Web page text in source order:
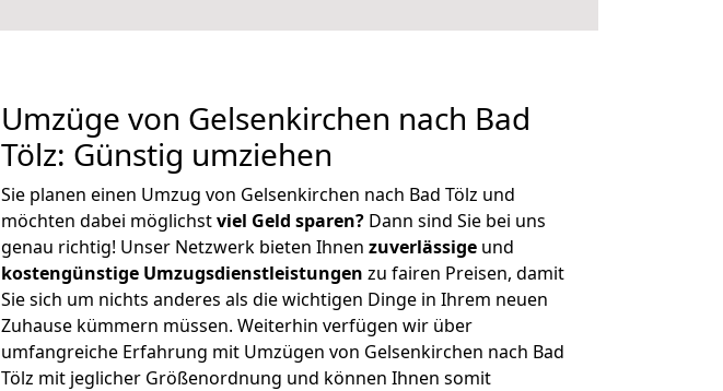
Umzüge von Gelsenkirchen nach Bad
Tölz: Günstig umziehen
Sie planen einen Umzug von Gelsenkirchen nach Bad Tölz und
möchten dabei möglichstviel Geld sparen? Dann sind Sie bei uns
genau richtig! Unser Netzwerk bieten Ihnen zuverlässige und
kostengünstige Umzugsdienstleistungen zu fairen Preisen, damit
Sie sich um nichts anderes als die wichtigen Dinge in Ihrem neuen
Zuhause kümmern müssen. Weiterhin verfügen wir über
umfangreiche Erfahrung mit Umzügen von Gelsenkirchen nach Bad
Tölz mit jeglicher Größenordnung und können Ihnen somit